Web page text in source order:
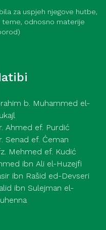
za uspjeh njegove hutbe,
teme, odnosno materije
b. Muhammed el-
Ahmed ef. Purdić
Senad ef. Ćeman
Mehmed ef. Kudić
ibn Ali el-Huzejfi
ibn Rašid ed-Devseri
ibn Sulejman el-